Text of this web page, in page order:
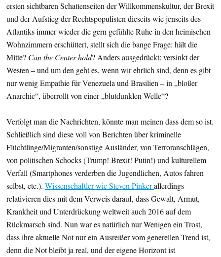
ersten sichtbaren Schattenseiten der Willkommenskultur, der Brexit
und der Aufstieg der Rechtspopulisten dieseits wie jenseits des
Atlantiks immer wieder die gern gefühlte Ruhe in den heimischen
Wohnzimmern erschüttert, stellt sich die bange Frage: hält die
Mitte? Can the Center hold? Anders ausgedrückt: versinkt der
Westen – und um den geht es, wenn wir ehrlich sind, denn es gibt
nur wenig Empathie für Venezuela und Brasilien – in „bloßer
Anarchie“, überrollt von einer „blutdunklen Welle“?
Verfolgt man die Nachrichten, könnte man meinen dass dem so ist.
Schließlich sind diese voll von Berichten über kriminelle
Flüchtlinge/Migranten/sonstige Ausländer, von Terroranschlägen,
von politischen Schocks (Trump! Brexit! Putin!) und kulturellem
Verfall (Smartphones verderben die Jugendlichen, Autos fahren
selbst, etc.). Wissenschaftler wie Steven Pinkerallerdings
relativieren dies mit dem Verweis darauf, dass Gewalt, Armut,
Krankheit und Unterdrückung weltweit auch 2016 auf dem
Rückmarsch sind. Nun war es natürlich nur Wenigen ein Trost,
dass ihre aktuelle Not nur ein Ausreißer vom generellen Trend ist,
denn die Not bleibt ja real, und der eigene Horizont ist